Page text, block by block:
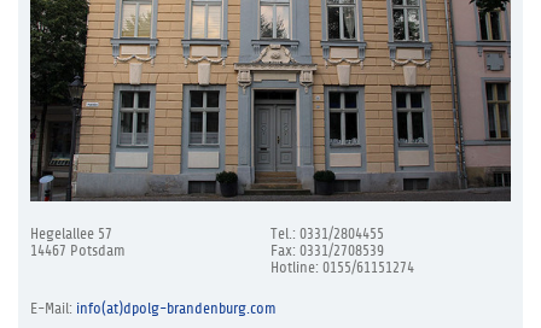
Hegelallee 57
14467 Potsdam
Tel.: 0331/2804455
Fax: 0331/2708539
Hotline: 0155/61151274
E-Mail: info(at)dpolg-brandenburg.com